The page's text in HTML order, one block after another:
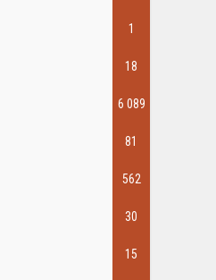
1
18
6 089
81
562
30
15